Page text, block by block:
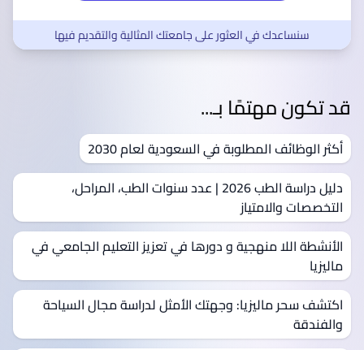
سنساعدك في العثور على جامعتك المثالية والتقديم فيها
قد تكون مهتمًا بـ...
أكثر الوظائف المطلوبة في السعودية لعام 2030
دليل دراسة الطب 2026 | عدد سنوات الطب، المراحل،
التخصصات والامتياز
الأنشطة اللا منهجية و دورها في تعزيز التعليم الجامعي في
ماليزيا
اكتشف سحر ماليزيا: وجهتك الأمثل لدراسة مجال السياحة
والفندقة